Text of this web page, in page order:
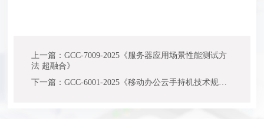
上一篇：GCC-7009-2025《服务器应用场景性能测试方
法 超融合》